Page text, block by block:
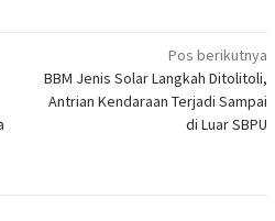
Pos berikutnya
BBM Jenis Solar Langkah Ditolitoli,
Antrian Kendaraan Terjadi Sampai
di Luar SBPU